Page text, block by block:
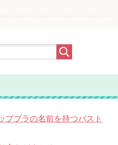
プブラの名前を持つバスト